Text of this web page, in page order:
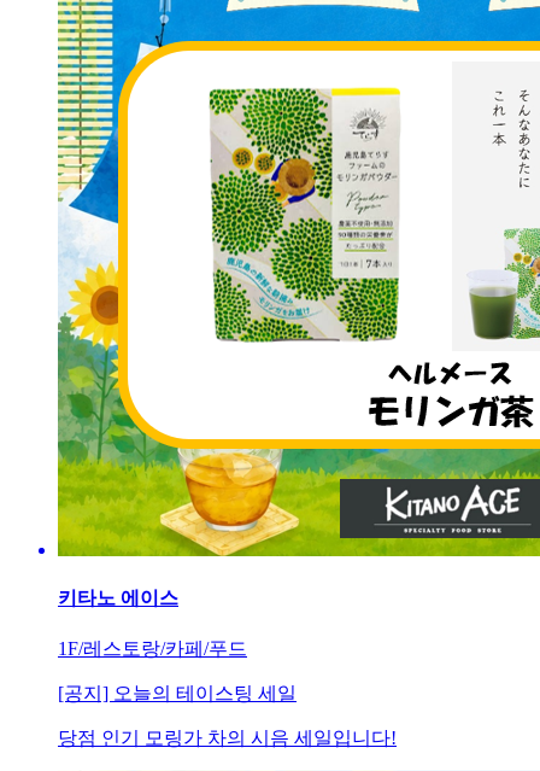
키타노 에이스
1F/레스토랑/카페/푸드
[공지] 오늘의 테이스팅 세일
당점 인기 모링가 차의 시음 세일입니다!